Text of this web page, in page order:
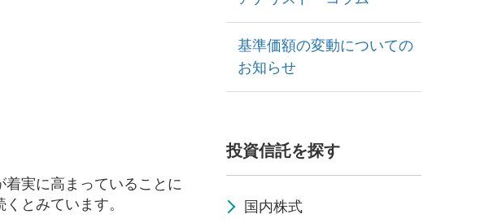
実に高まっていることに
とみています。
基準価額の変動についての
お知らせ
投資信託を探す
国内株式